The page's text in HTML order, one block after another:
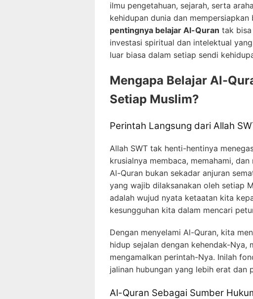
ilmu pengetahuan, sejarah, serta
kehidupan dunia dan
pentingnya belajar Al-Quran tak
investasi spiritual dan intelektual
luar biasa dalam setiap sendi
Mengapa Belajar Al-
Setiap Muslim?
Perintah Langsung dari Allah
Allah SWT tak henti-hentinya
krusialnya membaca, memahami,
Al-Quran bukan sekadar anjuran
yang wajib dilaksanakan oleh setiap
adalah wujud nyata ketaatan kita
kesungguhan kita dalam mencari
Dengan menyelami Al-Quran, kita
hidup sejalan dengan kehendak-Nya,
mengamalkan perintah-Nya. Inilah
jalinan hubungan yang lebih erat dan
Al-Quran Sebagai Sumber